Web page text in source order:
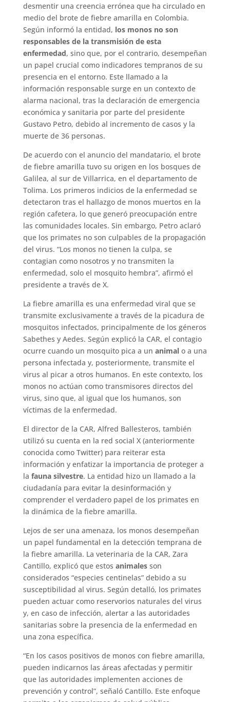
desmentir una creencia errónea que ha circulado en
medio del brote de fiebre amarilla en Colombia.
Según informó la entidad, los monos no son
responsables de la transmisión de esta
enfermedad, sino que, por el contrario, desempeñan
un papel crucial como indicadores tempranos de su
presencia en el entorno. Este llamado a la
información responsable surge en un contexto de
alarma nacional, tras la declaración de emergencia
económica y sanitaria por parte del presidente
Gustavo Petro, debido al incremento de casos y la
muerte de 36 personas.
De acuerdo con el anuncio del mandatario, el brote
de fiebre amarilla tuvo su origen en los bosques de
Galilea, al sur de Villarrica, en el departamento de
Tolima. Los primeros indicios de la enfermedad se
detectaron tras el hallazgo de monos muertos en la
región cafetera, lo que generó preocupación entre
las comunidades locales. Sin embargo, Petro aclaró
que los primates no son culpables de la propagación
del virus. “Los monos no tienen la culpa, se
contagian como nosotros y no transmiten la
enfermedad, solo el mosquito hembra”, afirmó el
presidente a través de X.
La fiebre amarilla es una enfermedad viral que se
transmite exclusivamente a través de la picadura de
mosquitos infectados, principalmente de los géneros
Sabethes y Aedes. Según explicó la CAR, el contagio
ocurre cuando un mosquito pica a un animalo a una
persona infectada y, posteriormente, transmite el
virus al picar a otros humanos. En este contexto, los
monos no actúan como transmisores directos del
virus, sino que, al igual que los humanos, son
víctimas de la enfermedad.
El director de la CAR, Alfred Ballesteros, también
utilizó su cuenta en la red social X (anteriormente
conocida como Twitter) para reiterar esta
información y enfatizar la importancia de proteger a
la fauna silvestre. La entidad hizo un llamado a la
ciudadanía para evitar la desinformación y
comprender el verdadero papel de los primates en
la dinámica de la fiebre amarilla.
Lejos de ser una amenaza, los monos desempeñan
un papel fundamental en la detección temprana de
la fiebre amarilla. La veterinaria de la CAR, Zara
Cantillo, explicó que estos animalesson
considerados “especies centinelas” debido a su
susceptibilidad al virus. Según detalló, los primates
pueden actuar como reservorios naturales del virus
y, en caso de infección, alertar a las autoridades
sanitarias sobre la presencia de la enfermedad en
una zona específica.
“En los casos positivos de monos con fiebre amarilla,
pueden indicarnos las áreas afectadas y permitir
que las autoridades implementen acciones de
prevención y control”, señaló Cantillo. Este enfoque